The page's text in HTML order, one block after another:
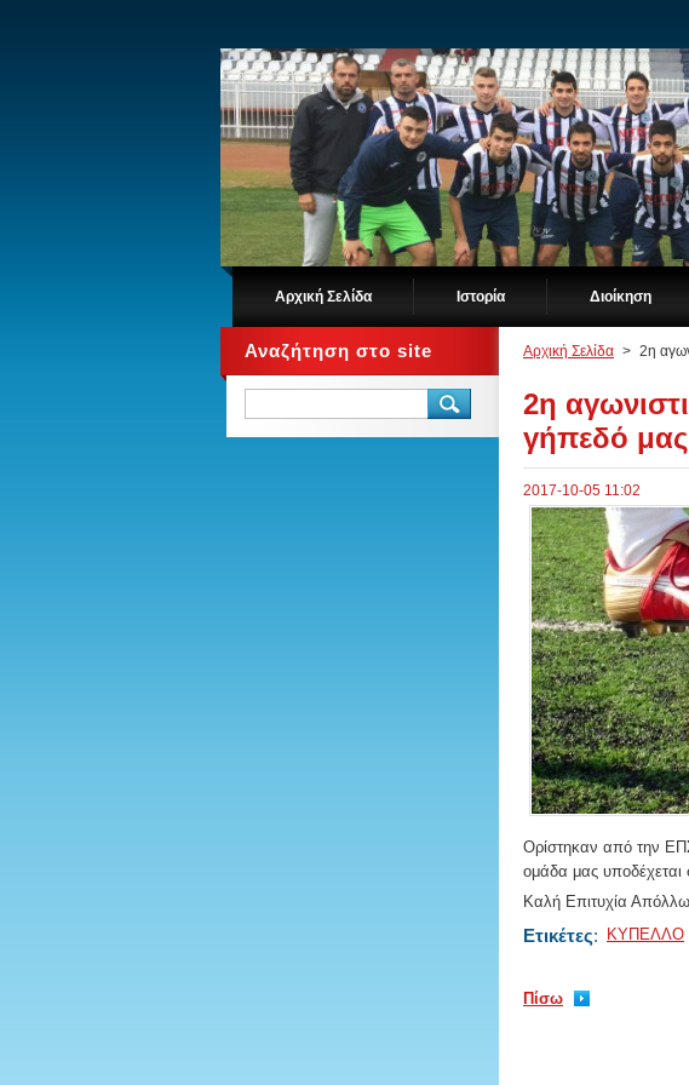
Αρχική Σελίδα Ιστορία Διοίκηση
Αρχική Σελίδα > 2η
2η
γήπεδό
2017-10-05 11:02
Ορίστηκαν από την
ομάδα μας
Καλή Επιτυχία
Ετικέτες: ΚΥΠΕΛΛΟ
Πίσω
Αναζήτηση στο site